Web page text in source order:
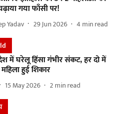
गया फाँसी पर!
Yadav 29 Jun 2026 4 min read
में घरेलू हिंसा गंभीर संकट, हर दो में
हुई शिकार
15 May 2026 2min read